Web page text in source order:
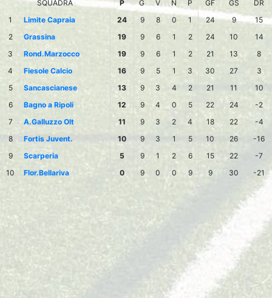
SQUADRA
P G V N P GF GS
DR
1
Limite Capraia 24 9 8 0 1 24 9
15
2
Grassina 19 9 6 1 2 24 10
14
3
Rond.Marzocco 19 9 6 1 2 21 13
8
4
Fiesole Calcio 16 9 5 1 3 30 27
3
5
Sancascianese 13 9 3 4 2 21 11
10
6
Bagno a Ripoli 12 9 4 0 5 22 24
-2
7
A.Galluzzo Olt 11 9 3 2 4 18 22
-4
8
Fortis Juvent. 10 9 3 1 5 10 26
-16
9
Scarperia 5 9 1 2 6 15 22
-7
10
Flor.Bellariva 0 9 0 0 9 9 30 -21